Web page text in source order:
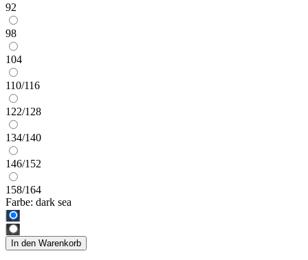
92
98
104
110/116
122/128
134/140
146/152
158/164
Farbe: dark sea
In den Warenkorb